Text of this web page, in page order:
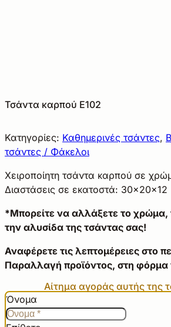
Τσάντα καρπού Ε102
Κατηγορίες: Καθημερινές τσάντες,
τσάντες / Φάκελοι
Χειροποίητη τσάντα καρπού σε
Διαστάσεις σε εκατοστά: 30×20×12
*Μπορείτε να αλλάξετε το χρώμα,
την αλυσίδα της τσάντας σας!
Αναφέρετε τις λεπτομέρειες στο
Παραλλαγή προϊόντος, στη φόρμα
Αίτημα αγοράς αυτής της
Όνομα